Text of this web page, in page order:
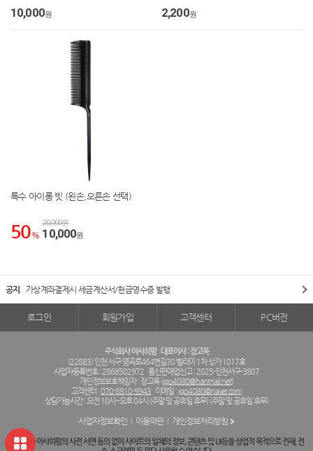
10,000원 2,200원
특수 아이롱 빗 (왼손,오른손 선택)
50 %
20,000원
10,000원
공지 가상계좌결제시 세금계산서/현금영수증 발행
로그인 회원가입 고객센터 PC버전
주식회사 아사히팜 대표이사 : 장고옥
(22883) 인천 서구 염곡로464번길30 벨라미 1차 상가 1017호
사업자등록번호 : 2868502972 통신판매업신고 : 2025-인천서구-3807
개인정보보호책임자 : 장고옥 (jgo4080@hanmail.net)
고객센터 :070-8810-9943 이메일 : jgo4080@naver.com
상담가능시간 : 오전 10시~오후 04시 (주말 및 공휴일 휴무) (주말 및 공휴일 휴무)
사업자정보확인 이용약관 개인정보처리방침
주식회사 아사히팜의 사전 서면 동의 없이 사이트의 일체의 정보, 콘텐츠 및 UI등을 상업적 목적으로 전재, 전